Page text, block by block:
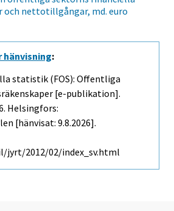
och nettotillgångar, md. euro
:
statistik (FOS): Offentliga
[e-publikation].
Helsingfors:
[hänvisat: 9.8.2026].
2012/02/index_sv.html